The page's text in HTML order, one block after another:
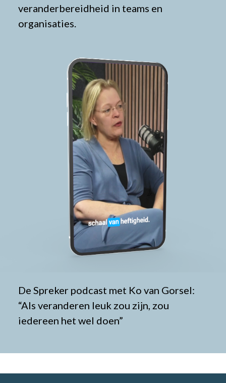
veranderbereidheid in teams en
organisaties.
De Spreker podcast met Ko van Gorsel:
“Als veranderen leuk zou zijn, zou
iedereen het wel doen”